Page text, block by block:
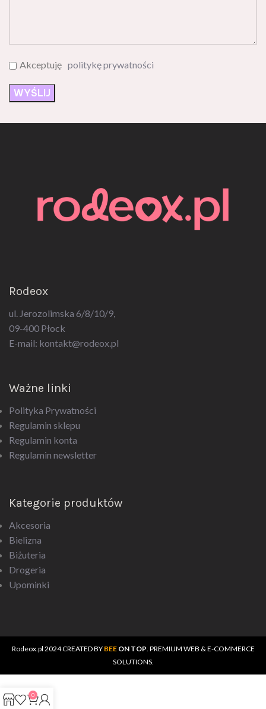
Akceptuję politykę prywatności
Rodeox
ul. Jerozolimska 6/8/10/9,
09-400 Płock
E-mail: kontakt@rodeox.pl
Ważne linki
Polityka Prywatności
Regulamin sklepu
Regulamin konta
Regulamin newsletter
Kategorie produktów
Akcesoria
Bielizna
Biżuteria
Drogeria
Upominki
Rodeox.pl 2024 CREATED BY BEEON TOP . PREMIUM WEB & E-COMMERCE
SOLUTIONS.
0